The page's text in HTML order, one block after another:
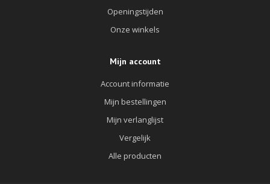
Openingstijden
Onze winkels
Mijn account
Account informatie
Mijn bestellingen
Mijn verlanglijst
Vergelijk
Alle producten